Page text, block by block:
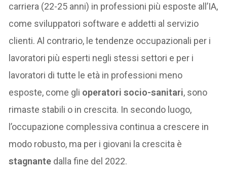
carriera (22-25 anni) in professioni più esposte all’IA,
come sviluppatori software e addetti al servizio
clienti. Al contrario, le tendenze occupazionali per i
lavoratori più esperti negli stessi settori e per i
lavoratori di tutte le età in professioni meno
esposte, come gli operatori socio-sanitari, sono
rimaste stabili o in crescita. In secondo luogo,
l’occupazione complessiva continua a crescere in
modo robusto, ma per i giovani la crescita è
stagnante dalla fine del 2022.